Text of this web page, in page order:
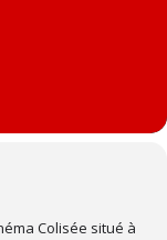
Colisée situé à